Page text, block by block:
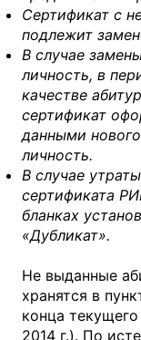
Сертификат с
подлежит
В случае
личность, в
качестве
сертификат
данными
личность.
В случае
сертификата
бланках
«Дубликат».
Не выданные
хранятся в
конца
2014 г.). По